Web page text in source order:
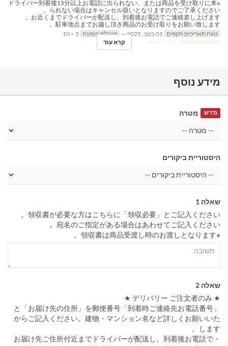
※ドライバー到着後15分以上お電話に出られない、または商品を受け取りに来
られない場合はキャンセル扱いとなりますのでご了承ください。
お近くまでドライバーが配送し、到着後お電話でご連絡差し上げます。
駐車地点までお越し頂き商品のお受け取りをお願い致します。
טווח תאריכים תקפים
מגבלת הזמנה
קטגוריית מקום
קרא עוד
מידע נוסף
מטרה נדרש
היסטוריית ביקורים
שאלה 1
領収書が必要な方はこちらに「領収必要」とご記入ください。
宛名のご指定がある場合はあわせてご記入ください。
※領収書は商品受渡し時のお渡しとなります。
שאלה 2
★ デリバリー ご注文者のみ ★
「到着時ご連絡先お電話番号」と「お届け先の住所」を郵便番号
からご記入ください。建物・マンション名など詳しくお願いいた
します。
・お届け先ご住所付近までドライバーが配送し、到着後お電話で